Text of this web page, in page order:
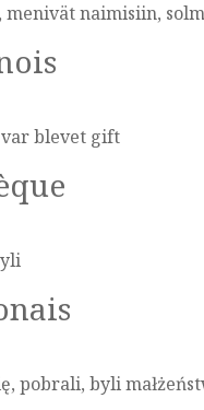
naimisiin,
blevet gift
pobrali, byli